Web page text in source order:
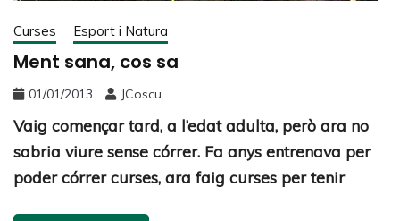
Curses Esport i Natura
Ment sana, cos sa
01/01/2013 JCoscu
Vaig començar tard, a l’edat adulta, però ara no
sabria viure sense córrer. Fa anys entrenava per
poder córrer curses, ara faig curses per tenir